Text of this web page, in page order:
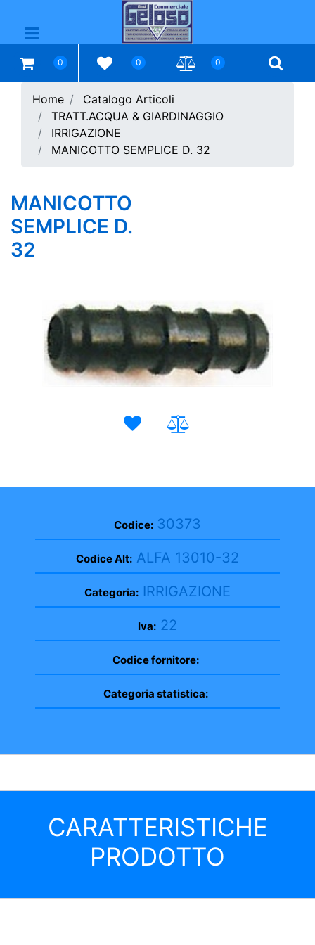
Open menu
0 0 0
Home
Catalogo Articoli
TRATT.ACQUA & GIARDINAGGIO
IRRIGAZIONE
MANICOTTO SEMPLICE D. 32
MANICOTTO
SEMPLICE D.
32
Codice: 30373
Codice Alt: ALFA 13010-32
Categoria: IRRIGAZIONE
Iva: 22
Codice fornitore:
Categoria statistica:
CARATTERISTICHE
PRODOTTO